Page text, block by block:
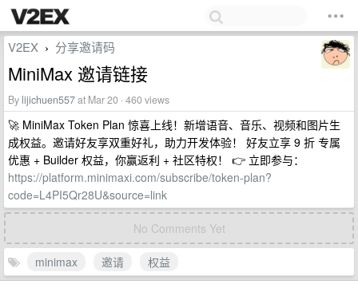
V2EX › 分享邀请码
MiniMax 邀请链接
By lijichuen557at Mar 20 · 460 views
🚀 MiniMax Token Plan 惊喜上线！新增语音、音乐、视频和图片生
成权益。邀请好友享双重好礼，助力开发体验！ 好友立享 9 折 专属
优惠 + Builder 权益，你赢返利 + 社区特权！ 👉 立即参与：
https://platform.minimaxi.com/subscribe/token-plan?
code=L4PI5Qr28U&source=link
No Comments Yet
minimax 邀请
权益